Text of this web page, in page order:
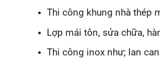
Thi công khung nhà thép
Lợp mái tôn, sửa chữa,
Thi công inox như; lan